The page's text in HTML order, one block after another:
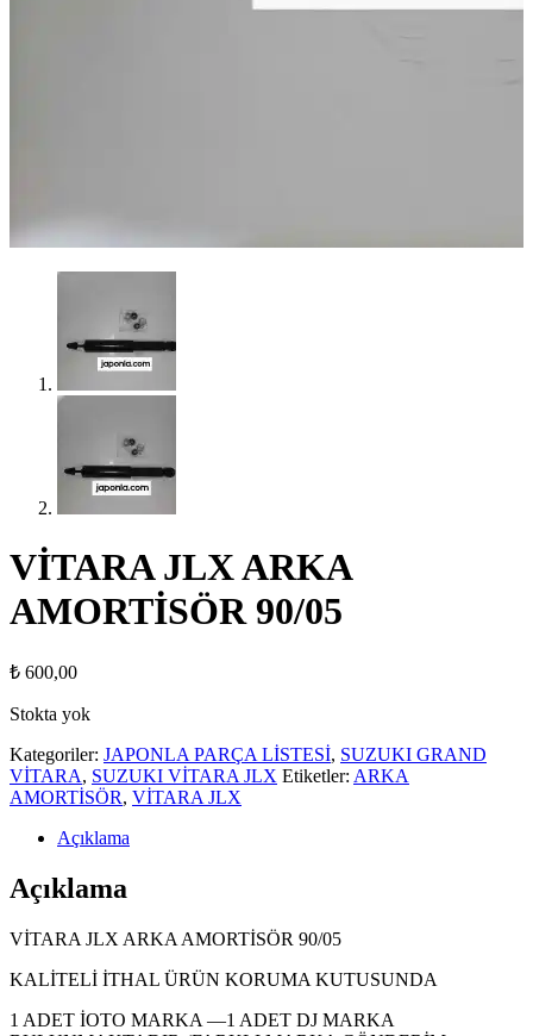
VİTARA JLX ARKA
AMORTİSÖR 90/05
₺ 600,00
Stokta yok
Kategoriler: JAPONLA PARÇA LİSTESİ, SUZUKI GRAND
VİTARA, SUZUKI VİTARA JLX Etiketler: ARKA
AMORTİSÖR, VİTARA JLX
Açıklama
Açıklama
VİTARA JLX ARKA AMORTİSÖR 90/05
KALİTELİ İTHAL ÜRÜN KORUMA KUTUSUNDA
1 ADET İOTO MARKA —1 ADET DJ MARKA